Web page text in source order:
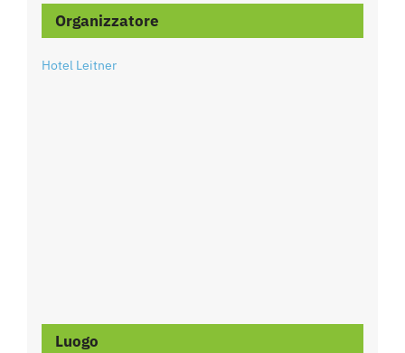
Organizzatore
Hotel Leitner
Luogo